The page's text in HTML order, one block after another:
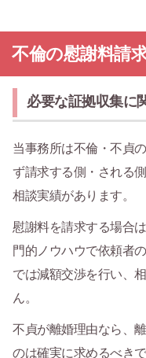
不倫の慰謝料請
必要な証拠収集に
当事務所は不倫・不貞
ず請求する側・される
相談実績があります。
慰謝料を請求する場合
門的ノウハウで依頼者
では減額交渉を行い、
ん。
不貞が離婚理由なら、
のは確実に求めるべき